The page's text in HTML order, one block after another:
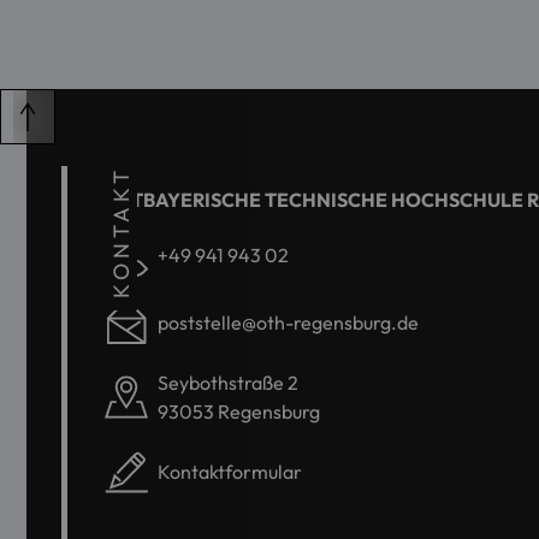
KONTAKT
OSTBAYERISCHE TECHNISCHE HOCHSCHULE
+49 941 943 02
poststelle@oth-regensburg.de
Seybothstraße 2
93053 Regensburg
Kontaktformular